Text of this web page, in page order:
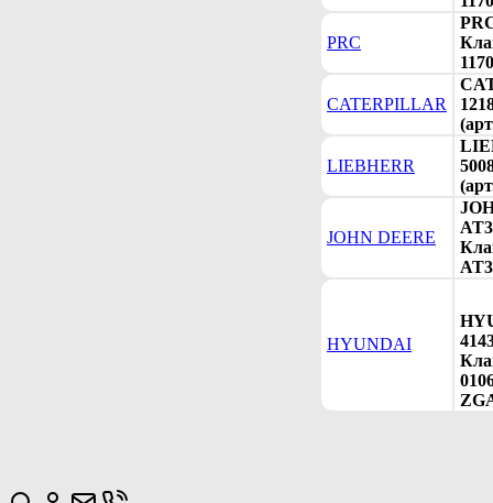
PRC
CATERPILLAR
LIEBHERR
JOHN DEERE
HYUNDAI